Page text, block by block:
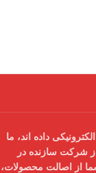
داده اند، ما
شرکت سازنده در
از
اصالت محصولات،